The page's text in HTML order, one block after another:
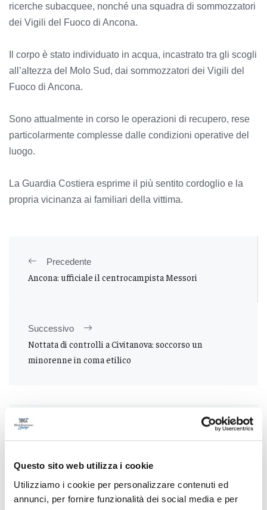
Questo sito web utilizza i cookie
Utilizziamo i cookie per personalizzare contenuti ed
annunci, per fornire funzionalità dei social media e per
ricerche subacquee, nonché una squadra di sommozzatori
dei Vigili del Fuoco di Ancona.
Il corpo è stato individuato in acqua, incastrato tra gli scogli
all’altezza del Molo Sud, dai sommozzatori dei Vigili del
Fuoco di Ancona.
Sono attualmente in corso le operazioni di recupero, rese
particolarmente complesse dalle condizioni operative del
luogo.
La Guardia Costiera esprime il più sentito cordoglio e la
propria vicinanza ai familiari della vittima.
Precedente
Ancona: ufficiale il centrocampista Messori
Successivo
Nottata di controlli a Civitanova: soccorso un
minorenne in coma etilico